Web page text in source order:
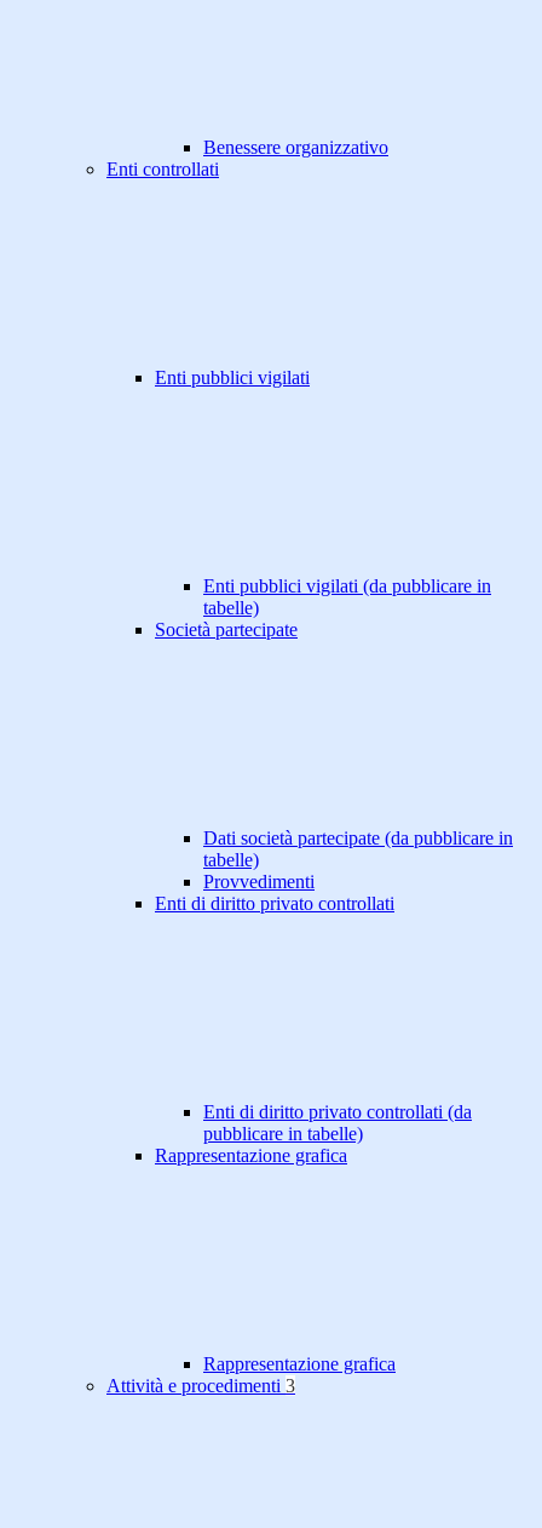
Benessere organizzativo
Enti controllati
Enti pubblici vigilati
Enti pubblici vigilati (da pubblicare in
tabelle)
Società partecipate
Dati società partecipate (da pubblicare in
tabelle)
Provvedimenti
Enti di diritto privato controllati
Enti di diritto privato controllati (da
pubblicare in tabelle)
Rappresentazione grafica
Rappresentazione grafica
Attività e procedimenti 3